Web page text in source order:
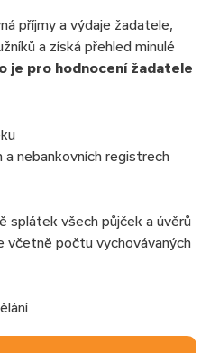
příjmy a výdaje žadatele,
a získá přehled minulé
je pro hodnocení žadatele
a nebankovních registrech
splátek všech půjček a úvěrů
včetně počtu vychovávaných